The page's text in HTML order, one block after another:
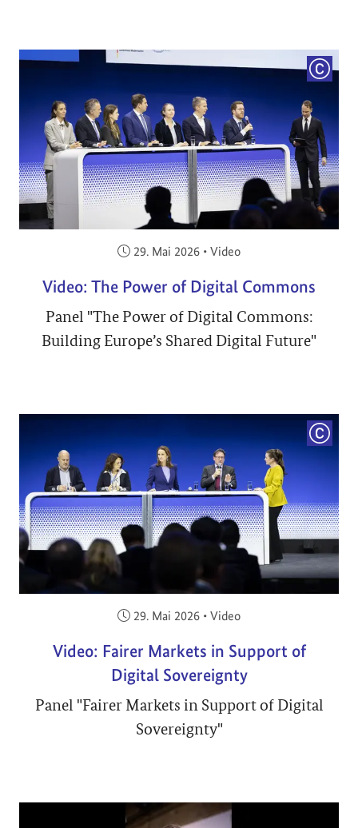
Veröffentlicht am:
29. Mai 2026 • Video
Video: The Power of Digital Commons
Panel "The Power of Digital Commons:
Building Europe’s Shared Digital Future"
Veröffentlicht am:
29. Mai 2026 • Video
Video: Fairer Markets in Support of
Digital Sovereignty
Panel "Fairer Markets in Support of Digital
Sovereignty"